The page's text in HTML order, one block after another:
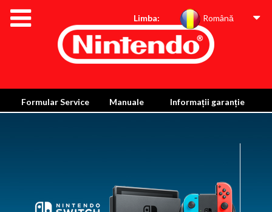
Limba: Română
Formular Service Manuale Informații garanție